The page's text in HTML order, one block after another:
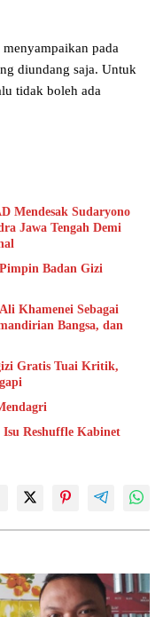
pada
diundang saja. Untuk
tidak boleh ada
Mendesak Sudaryono
Jawa Tengah Demi
Badan Gizi
Khamenei Sebagai
Bangsa, dan
Gratis Tuai Kritik,
Reshuffle Kabinet